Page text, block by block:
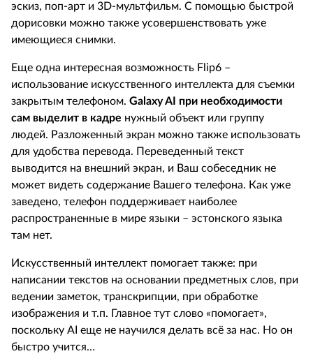
эскиз, поп-арт и 3D-мультфильм. С помощью быстрой
дорисовки можно также усовершенствовать уже
имеющиеся снимки.
Еще одна интересная возможность Flip6 –
использование искусственного интеллекта для съемки
закрытым телефоном. GalaxyAI при необходимости
сам выделит в кадре нужный объект или группу
людей. Разложенный экран можно также использовать
для удобства перевода. Переведенный текст
выводится на внешний экран, и Ваш собеседник не
может видеть содержание Вашего телефона. Как уже
заведено, телефон поддерживает наиболее
распространенные в мире языки – эстонского языка
там нет.
Искусственный интеллект помогает также: при
написании текстов на основании предметных слов, при
ведении заметок, транскрипции, при обработке
изображения и т.п. Главное тут слово «помогает»,
поскольку AI еще не научился делать всё за нас. Но он
быстро учится…